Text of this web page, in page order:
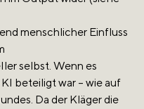
menschlicher Einfluss
selbst. Wenn es
beteiligt war – wie auf
Da der Kläger die